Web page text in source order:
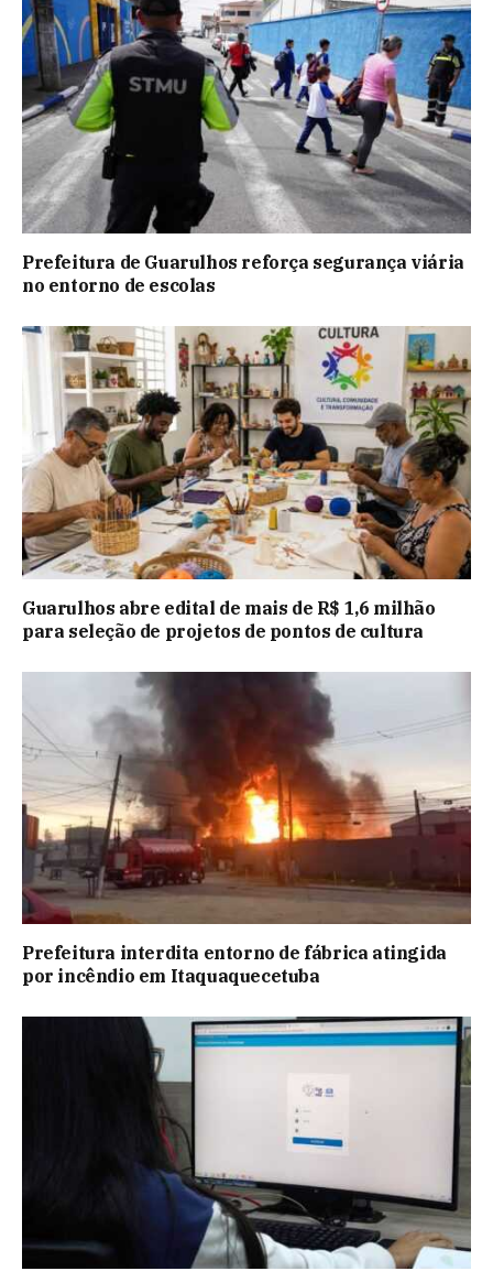
Prefeitura de Guarulhos reforça segurança viária
no entorno de escolas
Guarulhos abre edital de mais de R$ 1,6 milhão
para seleção de projetos de pontos de cultura
Prefeitura interdita entorno de fábrica atingida
por incêndio em Itaquaquecetuba